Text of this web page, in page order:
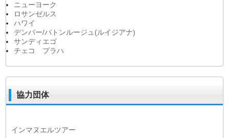
ニューヨーク
ロサンゼルス
ハワイ
デンバー/バトンルージュ(ルイジアナ)
サンディエゴ
チェコ プラハ
協力団体
インマヌエルツアー